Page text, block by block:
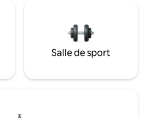
Salle de sport